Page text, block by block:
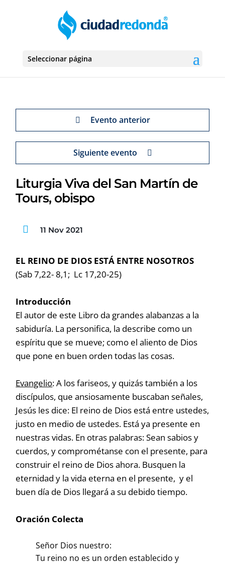
Seleccionar página
Evento anterior
Siguiente evento
Liturgia Viva del San Martín de
Tours, obispo
11 Nov 2021
EL REINO DE DIOS ESTÁ ENTRE NOSOTROS
(Sab 7,22- 8,1; Lc 17,20-25)
Introducción
El autor de este Libro da grandes alabanzas a la
sabiduría. La personifica, la describe como un
espíritu que se mueve; como el aliento de Dios
que pone en buen orden todas las cosas.
Evangelio: A los fariseos, y quizás también a los
discípulos, que ansiosamente buscaban señales,
Jesús les dice: El reino de Dios está entre ustedes,
justo en medio de ustedes. Está ya presente en
nuestras vidas. En otras palabras: Sean sabios y
cuerdos, y comprométanse con el presente, para
construir el reino de Dios ahora. Busquen la
eternidad y la vida eterna en el presente, y el
buen día de Dios llegará a su debido tiempo.
Oración Colecta
Señor Dios nuestro:
Tu reino no es un orden establecido y